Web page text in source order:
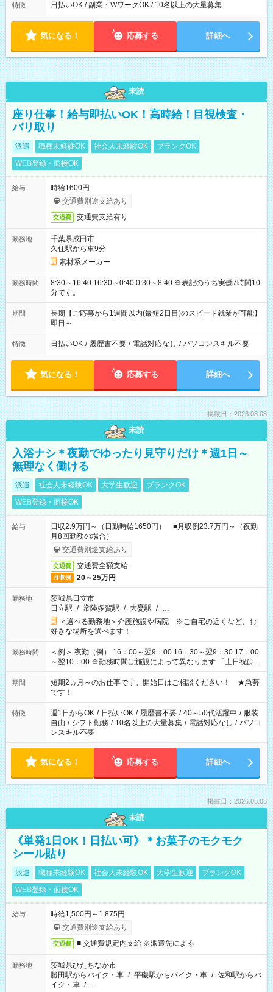
特徴 日払いOK / 副業・WワークOK / 10名以上の大量募集
気になる！ 応募する 詳細へ
未読
座り仕事！給与即払いOK！高時給！目視検査・
バリ取り
派遣 職種未経験OK 社会人未経験OK
ブランクOK
WEB登録・面接OK
給与
時給1600円
交通費別途支給あり
交通費 交通費支給有り
勤務地
千葉県成田市
久住駅から車9分
素材系メーカー
勤務時間
8:30～16:40 16:30～0:40 0:30～8:40 ※表記のうち実働7時間10
分です。
期間
長期【ご応募から1週間以内(最短2日目)のスピード就業が可能】
即日～
特徴 日払いOK / 履歴書不要 / 電話対応なし / パソコンスキル不要
気になる！ 応募する 詳細へ
掲載日：2026.08.08
未読
入浴ナシ＊夜勤でゆったり見守りだけ＊週1日～
無理なく働ける
派遣 社会人未経験OK 大学生歓迎
ブランクOK
WEB登録・面接OK
給与
日収2.9万円～（日勤時給1650円） ■月収例23.7万円～（夜勤
月8回勤務の場合）
交通費別途支給あり
交通費 交通費全額支給
月収例 20～25万円
勤務地
茨城県日立市
日立駅 / 常陸多賀駅 / 大甕駅 / …
＜選べる勤務地＞介護施設や病院 ※ご自宅の近くなど、お
好きな場所を選べます！
勤務時間
＜例＞ 夜勤（例） 16：00～翌9：00 16：30～翌9：30 17：00
～翌10：00 ※勤務時間は施設によって異なります 「土日祝は休
みたい」 「しっかり稼ぎたい」 「もう少し遅い時間から始めた
い」など ご希望にあったお仕事をご案内いたします。 ※未経験
の方の場合は1～2ヶ月間は日中での仕事を経験いただき、 お
仕事に慣れてからの夜勤になります。 ★家庭の都合でお休みが
必要な場合も遠慮なくご相談ください。
期間
短期2ヵ月～のお仕事です。開始日はご相談ください！ ★急募
です！
特徴 週1日からOK / 日払いOK / 履歴書不要 / 40～50代活躍中 / 服装
自由 / シフト勤務 / 10名以上の大量募集 / 電話対応なし / パソコ
ンスキル不要
気になる！ 応募する 詳細へ
掲載日：2026.08.08
未読
《単発1日OK！日払い可》＊お菓子のモクモク
シール貼り
派遣 職種未経験OK 社会人未経験OK 大学生歓迎
ブランクOK
WEB登録・面接OK
給与
時給1,500円～1,875円
交通費別途支給あり
交通費 ■ 交通費規定内支給 ※派遣先による
勤務地
茨城県ひたちなか市
勝田駅からバイク・車 / 平磯駅からバイク・車 / 佐和駅からバ
イク・車 / …